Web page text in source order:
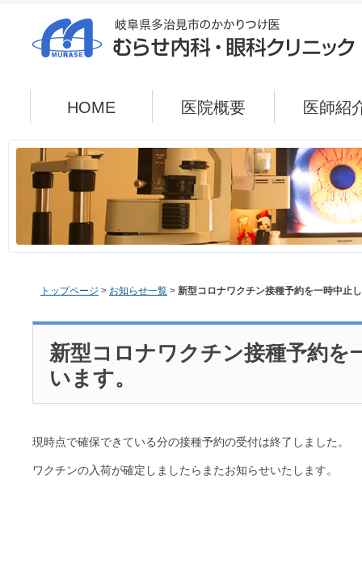
HOME 医院概要 医師紹
トップページ > お知らせ一覧 > 新型コロナワクチン接種予約を一時中止
新型コロナワクチン接種予約を
います。
現時点で確保できている分の接種予約の受付は終了しました。
ワクチンの入荷が確定しましたらまたお知らせいたします。